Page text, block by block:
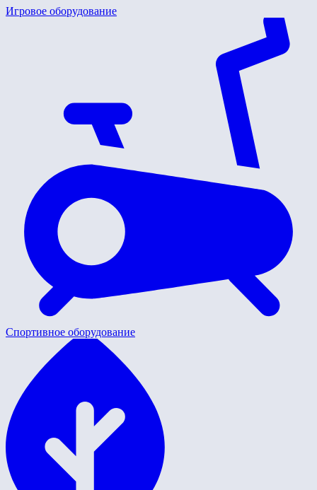
Игровое оборудование
Спортивное оборудование